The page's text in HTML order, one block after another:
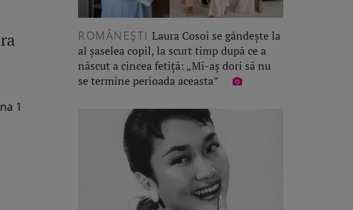
1
ROMÂNEŞTI Laura Cosoi se gândește la
al șaselea copil, la scurt timp după ce a
născut a cincea fetiță: „Mi-aș dori să nu
se termine perioada aceasta”